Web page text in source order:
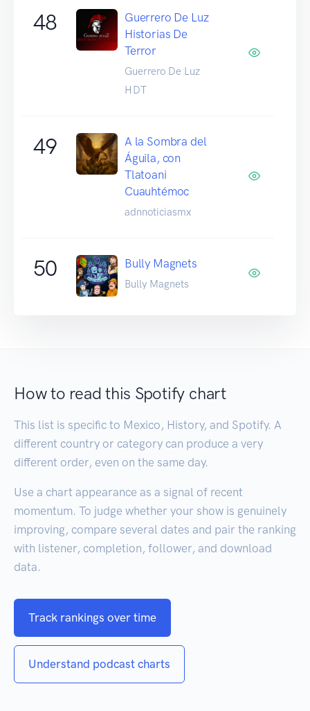
48
Guerrero De Luz
Historias De
Terror
Guerrero De Luz
HDT
49
A la Sombra del
Águila, con
Tlatoani
Cuauhtémoc
adnnoticiasmx
50 Bully Magnets
Bully Magnets
How to read this Spotify chart
This list is specific to Mexico, History, and Spotify. A
different country or category can produce a very
different order, even on the same day.
Use a chart appearance as a signal of recent
momentum. To judge whether your show is genuinely
improving, compare several dates and pair the ranking
with listener, completion, follower, and download
data.
Track rankings over time
Understand podcast charts